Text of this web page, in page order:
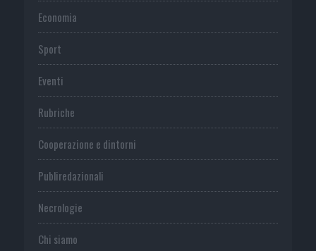
Economia
Sport
Eventi
Rubriche
Cooperazione e dintorni
Publiredazionali
Necrologie
Chi siamo